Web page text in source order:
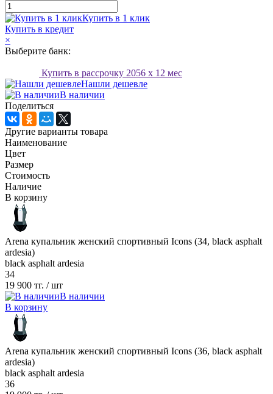
Купить в 1 клик
Купить в кредит
×
Выберите банк:
Купить в рассрочку 2056 x 12 мес
Нашли дешевле
В наличии
Поделиться
Другие варианты товара
Наименование
Цвет
Размер
Стоимость
Наличие
В корзину
Arena купальник женский спортивный Icons (34, black asphalt
ardesia)
black asphalt ardesia
34
19 900 тг. / шт
В наличии
В корзину
Arena купальник женский спортивный Icons (36, black asphalt
ardesia)
black asphalt ardesia
36